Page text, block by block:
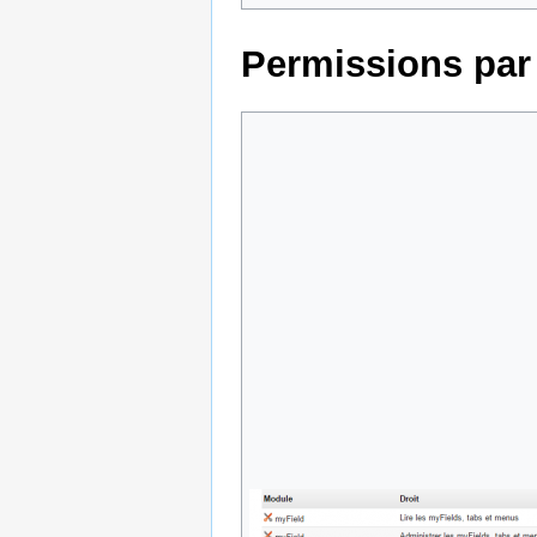
Permissions